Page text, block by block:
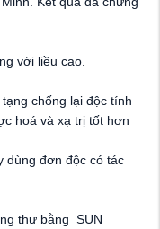
với liều cao.
chống lại độc tính
hoá và xạ trị tốt hơn
dùng đơn độc có tác
thư bằng SUN